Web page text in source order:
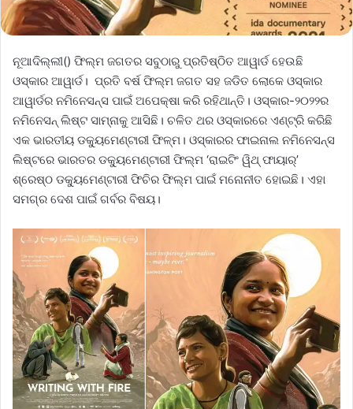
ନୂଆଦିଲ୍ଲୀ() ଫିଲ୍ମ ଜଗତର ସବୁଠାରୁ ପ୍ରତିଷ୍ଠିତ ଆୱାର୍ଡ ହେଉଛି
ଓସ୍କାର ଆୱାର୍ଡ। ପ୍ରତି ବର୍ଷ ଫିଲ୍ମ ଜଗତ ସହ ଜଡିତ ଲୋକେ ଓସ୍କାର
ଆୱାର୍ଡର ନମିନେସନ୍ସ ପାଇଁ ଅପେକ୍ଷା କରି ରହିଥାନ୍ତି। ଓସ୍କାର-୨୦୨୨ର
ନମିନେସନ୍‌ ଲିଷ୍ଟ ସାମ୍ନାକୁ ଆସିଛି। ଚଳିତ ଥର ଓସ୍କାରରେ ଏଣ୍ଟ୍ରି କରିଛି
ଏକ ଭାରତୀୟ ଡକ୍ୟୁମେଣ୍ଟାରୀ ଫିଳ୍ମ। ଓସ୍କାରର ଫାଇନାଲ ନମିନେସନ୍ସ
ଲିଷ୍ଟରେ ଭାରତର ଡକ୍ୟୁମେଣ୍ଟାରୀ ଫିଲ୍ମ ‘ରାଇଟିଂ ୱିଥ୍‌ ଫାୟାର୍‌’
ଶ୍ରେଷ୍ଠ ଡକ୍ୟୁମେଣ୍ଟାରୀ ଫିଚିର ଫିଲ୍ମ ପାଇଁ ମନୋନୀତ ହୋଇଛି। ଏହା
ସମଗ୍ର ଦେଶ ପାଇଁ ଗର୍ବର ବିଷୟ।